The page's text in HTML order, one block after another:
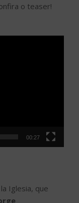
o teaser!
00:27
Iglesia, que